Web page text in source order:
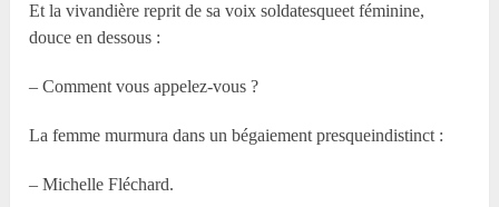
Et la vivandière reprit de sa voix soldatesqueet féminine,
douce en dessous :
– Comment vous appelez-vous ?
La femme murmura dans un bégaiement presqueindistinct :
– Michelle Fléchard.